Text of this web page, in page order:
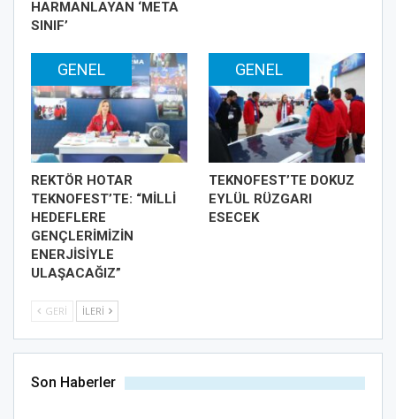
HARMANLAYAN ‘META
SINIF’
GENEL
REKTÖR HOTAR
TEKNOFEST’TE: “MİLLİ
HEDEFLERE
GENÇLERİMİZİN
ENERJİSİYLE
ULAŞACAĞIZ”
GENEL
TEKNOFEST’TE DOKUZ
EYLÜL RÜZGARI
ESECEK
GERI İLERI
Son Haberler